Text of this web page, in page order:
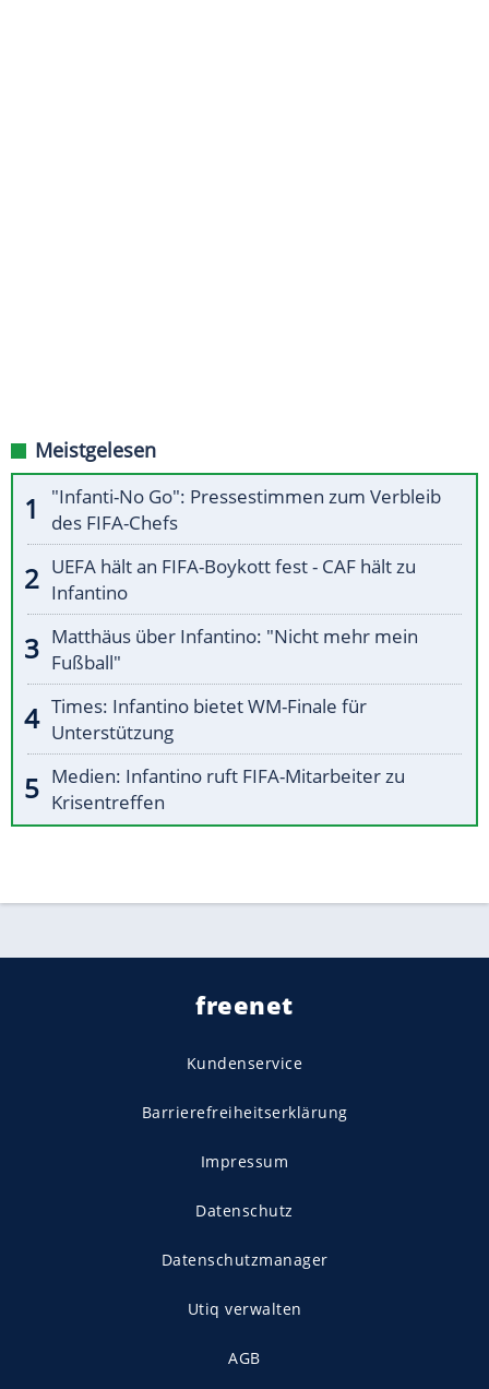
Meistgelesen
"Infanti-No Go": Pressestimmen zum Verbleib
des FIFA-Chefs
UEFA hält an FIFA-Boykott fest - CAF hält zu
Infantino
Matthäus über Infantino: "Nicht mehr mein
Fußball"
Times: Infantino bietet WM-Finale für
Unterstützung
Medien: Infantino ruft FIFA-Mitarbeiter zu
Krisentreffen
freenet
Kundenservice
Barrierefreiheitserklärung
Impressum
Datenschutz
Datenschutzmanager
Utiq verwalten
AGB